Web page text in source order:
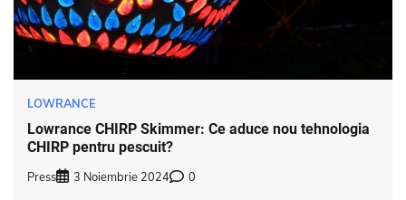
LOWRANCE
Lowrance CHIRP Skimmer: Ce aduce nou tehnologia
CHIRP pentru pescuit?
Press 3 Noiembrie 2024 0